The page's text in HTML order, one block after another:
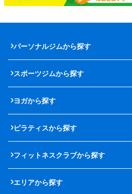
パーソナルジムから探す
スポーツジムから探す
ヨガから探す
ピラティスから探す
フィットネスクラブから探す
エリアから探す